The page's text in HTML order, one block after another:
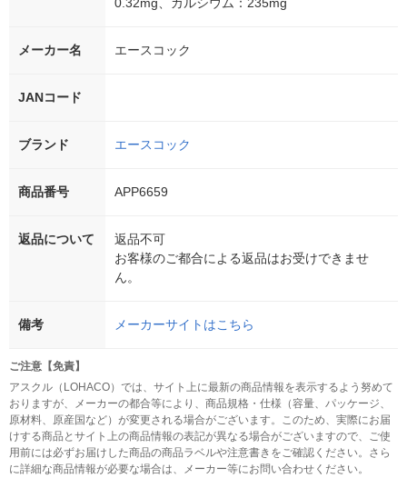
0.32mg、カルシウム：235mg
メーカー名 エースコック
JANコード
ブランド エースコック
商品番号 APP6659
返品について
返品不可
お客様のご都合による返品はお受けできませ
ん。
備考 メーカーサイトはこちら
ご注意【免責】
アスクル（LOHACO）では、サイト上に最新の商品情報を表示するよう努めて
おりますが、メーカーの都合等により、商品規格・仕様（容量、パッケージ、
原材料、原産国など）が変更される場合がございます。このため、実際にお届
けする商品とサイト上の商品情報の表記が異なる場合がございますので、ご使
用前には必ずお届けした商品の商品ラベルや注意書きをご確認ください。さら
に詳細な商品情報が必要な場合は、メーカー等にお問い合わせください。